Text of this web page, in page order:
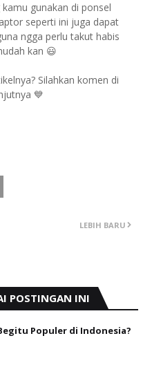
gunakan di ponsel
seperti ini juga dapat
ngga perlu takut habis
kan 😃
Silahkan komen di
💙
LEBIH BARU
POSTINGAN INI
Populer di Indonesia?